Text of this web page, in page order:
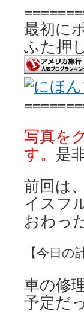
最
ふた押
写真を
す。 是
前回は
イスフ
おわっ
【今日の
車の修
予定だ